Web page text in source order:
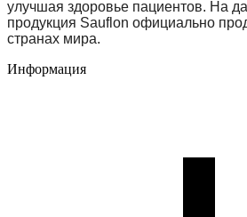
улучшая здоровье пациентов. На
продукция Sauflon официально
странах мира.
Информация